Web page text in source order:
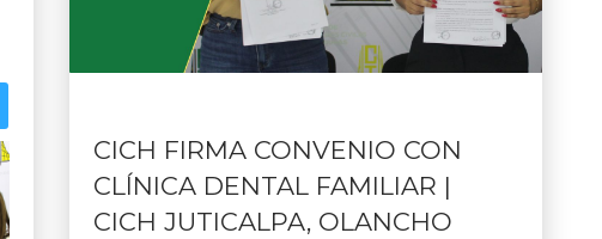
CICH FIRMA CONVENIO CON
CLÍNICA DENTAL FAMILIAR |
CICH JUTICALPA, OLANCHO